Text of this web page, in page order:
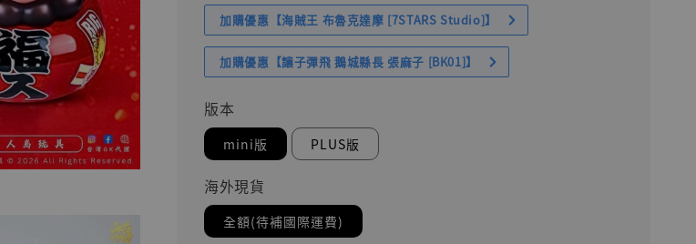
加購優惠【海賊王 布魯克達摩 [7STARS Studio]】
加購優惠【讓子彈飛 鵝城縣長 張麻子 [BK01]】
版本
mini版 PLUS版
海外現貨
全額(待補國際運費)